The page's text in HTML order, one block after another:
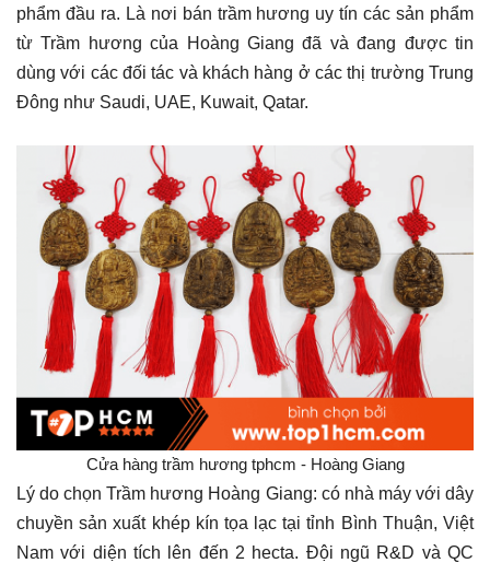
phẩm đầu ra. Là nơi bán trầm hương uy tín các sản phẩm
từ Trầm hương của Hoàng Giang đã và đang được tin
dùng với các đối tác và khách hàng ở các thị trường Trung
Đông như Saudi, UAE, Kuwait, Qatar.
Cửa hàng trầm hương tphcm - Hoàng Giang
Lý do chọn Trầm hương Hoàng Giang: có nhà máy với dây
chuyền sản xuất khép kín tọa lạc tại tỉnh Bình Thuận, Việt
Nam với diện tích lên đến 2 hecta. Đội ngũ R&D và QC